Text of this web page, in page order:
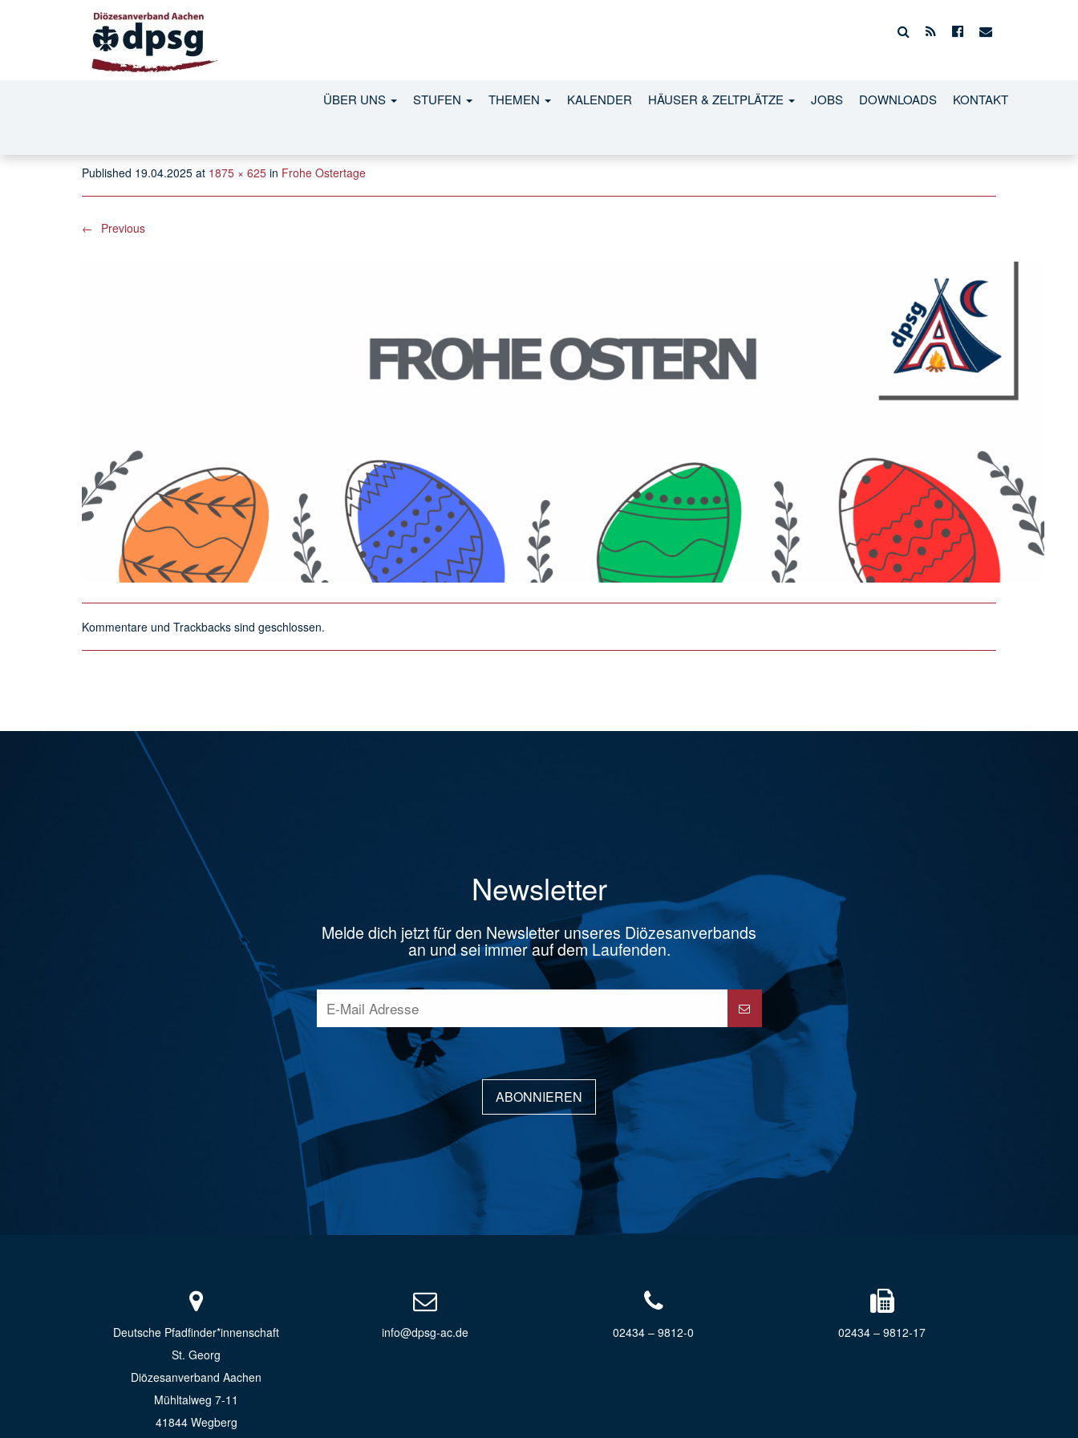
ÜBER UNS STUFEN THEMEN KALENDER HÄUSER & ZELTPLÄTZE JOBS DOWNLOADS KONTAKT
OSTERN DPSG 25
Published 19.04.2025 at 1875 × 625 in Frohe Ostertage
← Previous
Kommentare und Trackbacks sind geschlossen.
Newsletter
Melde dich jetzt für den Newsletter unseres Diözesanverbands
an und sei immer auf dem Laufenden.
ABONNIEREN
Deutsche Pfadfinder*innenschaft
St. Georg
Diözesanverband Aachen
Mühltalweg 7-11
41844 Wegberg
info@dpsg-ac.de 02434 – 9812-0 02434 – 9812-17